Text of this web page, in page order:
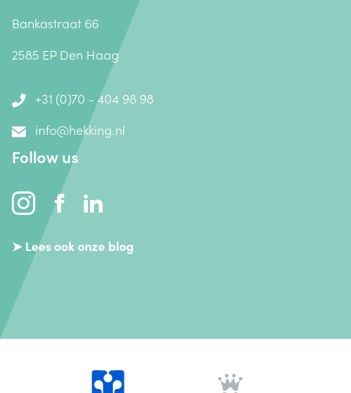
Bankastraat 66
2585 EP Den Haag
+31 (0)70 - 404 98 98
info@hekking.nl
Follow us
➤ Lees ook onze blog